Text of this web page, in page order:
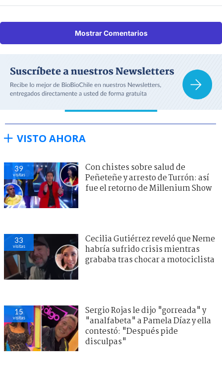
Mostrar Comentarios
VISTO AHORA
39
visitas
Con chistes sobre salud de
Peñeteñe y arresto de Turrón: así
fue el retorno de Millenium Show
33
visitas
Cecilia Gutiérrez reveló que Neme
habría sufrido crisis mientras
grababa tras chocar a motociclista
15
visitas
Sergio Rojas le dijo "gorreada" y
"analfabeta" a Pamela Díaz y ella
contestó: "Después pide
disculpas"